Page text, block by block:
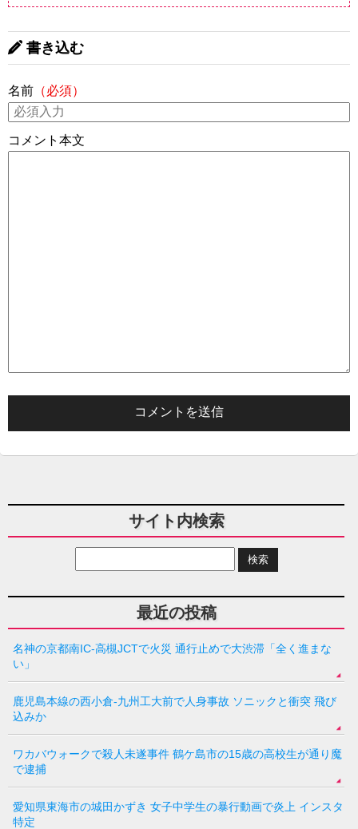
書き込む
名前 （必須）
コメント本文
サイト内検索
最近の投稿
名神の京都南IC-高槻JCTで火災 通行止めで大渋滞「全く進まな
い」
鹿児島本線の西小倉-九州工大前で人身事故 ソニックと衝突 飛び
込みか
ワカバウォークで殺人未遂事件 鶴ケ島市の15歳の高校生が通り魔
で逮捕
愛知県東海市の城田かずき 女子中学生の暴行動画で炎上 インスタ
特定